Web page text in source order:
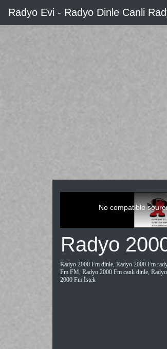
Radyo Evi - Radyo Dinle Canli
No compatible
Radyo
Radyo 2000 Fm dinle, Radyo 2000 Fm
Fm FM, Radyo 2000 Fm canlı dinle,
2000 Fm İstek